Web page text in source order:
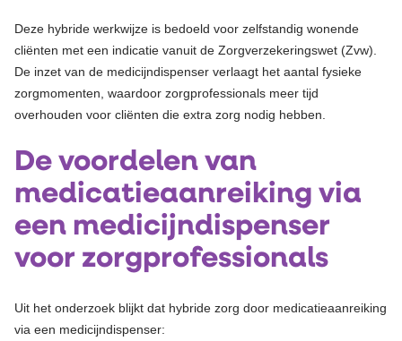
Deze hybride werkwijze is bedoeld voor zelfstandig wonende
cliënten met een indicatie vanuit de Zorgverzekeringswet (Zvw).
De inzet van de medicijndispenser verlaagt het aantal fysieke
zorgmomenten, waardoor zorgprofessionals meer tijd
overhouden voor cliënten die extra zorg nodig hebben.
De voordelen van
medicatieaanreiking via
een medicijndispenser
voor zorgprofessionals
Uit het onderzoek blijkt dat hybride zorg door medicatieaanreiking
via een medicijndispenser: